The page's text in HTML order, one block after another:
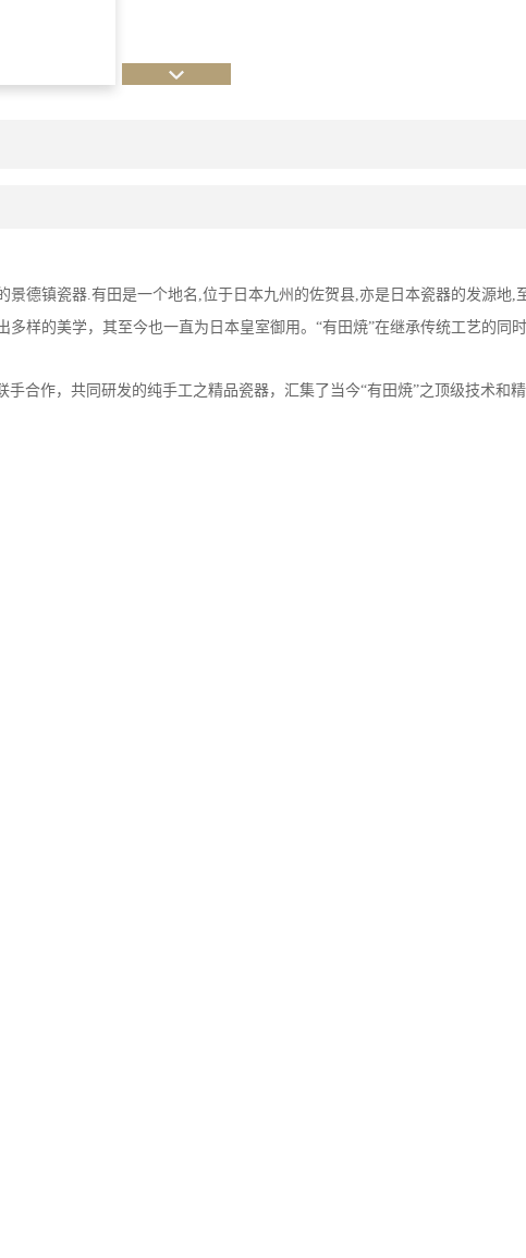
景德镇瓷器.有田是一个地名 ,位于日本九州的佐贺县,亦是日本瓷器的发源地,
样的美学，其至今也一直为日本皇室御用。“有田焼”在继承传统工艺的同
合作，共同研发的纯手工之精品瓷器，汇集了当今“有田焼”之顶级技术和